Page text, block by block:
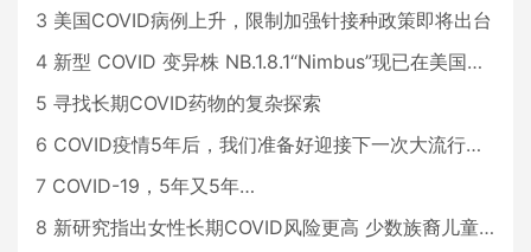
3 美国COVID病例上升，限制加强针接种政策即将出台
4 新型 COVID 变异株 NB.1.8.1“Nimbus”现已在美国占据主导地位
5 寻找长期COVID药物的复杂探索
6 COVID疫情5年后，我们准备好迎接下一次大流行了吗？
7 COVID-19，5年又5年…
8 新研究指出女性长期COVID风险更高 少数族裔儿童存在差异